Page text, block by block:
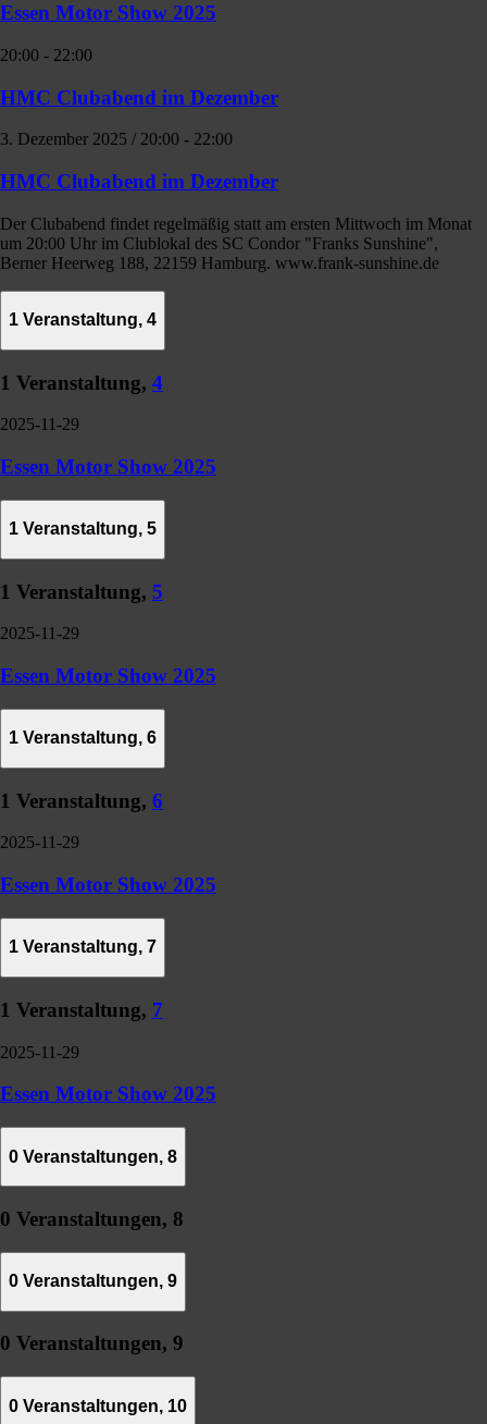
Essen Motor Show 2025
20:00 - 22:00
HMC Clubabend im Dezember
3. Dezember 2025 / 20:00 - 22:00
HMC Clubabend im Dezember
Der Clubabend findet regelmäßig statt am ersten Mittwoch im Monat
um 20:00 Uhr im Clublokal des SC Condor "Franks Sunshine",
Berner Heerweg 188, 22159 Hamburg. www.frank-sunshine.de
1 Veranstaltung, 4
1 Veranstaltung, 4
2025-11-29
Essen Motor Show 2025
1 Veranstaltung, 5
1 Veranstaltung, 5
2025-11-29
Essen Motor Show 2025
1 Veranstaltung, 6
1 Veranstaltung, 6
2025-11-29
Essen Motor Show 2025
1 Veranstaltung, 7
1 Veranstaltung, 7
2025-11-29
Essen Motor Show 2025
0 Veranstaltungen, 8
0 Veranstaltungen, 8
0 Veranstaltungen, 9
0 Veranstaltungen, 9
0 Veranstaltungen, 10